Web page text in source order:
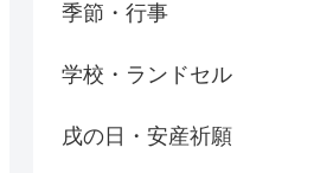
季節・行事
学校・ランドセル
戌の日・安産祈願